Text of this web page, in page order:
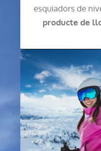
esquiadors de
producte de